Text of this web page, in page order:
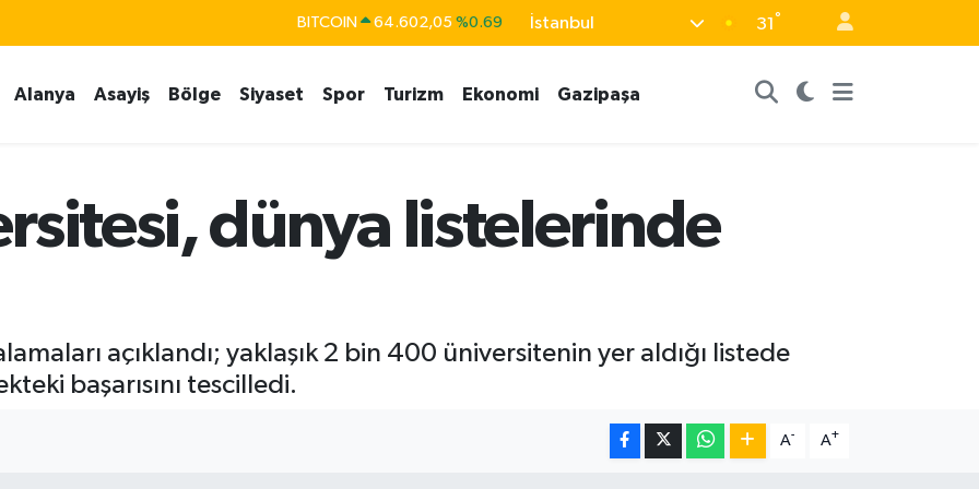
BITCOIN 64.602,05 %0.69
EURO 55,0250 %0.02
BİST100 13.768 %48
İstanbul 31 °
Alanya Asayiş Bölge Siyaset Spor Turizm Ekonomi Gazipaşa
dünya listelerinde
açıklandı; yaklaşık 2 bin 400 üniversitenin yer aldığı listede
başarısını tescilledi.
A- A+